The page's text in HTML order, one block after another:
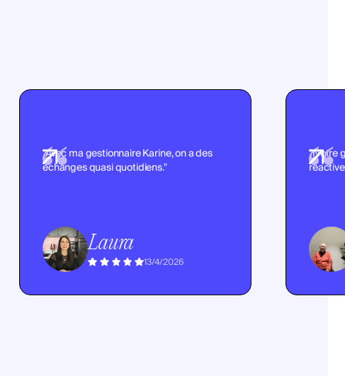
"Avec ma gestionnaire Karine, on a des
échanges quasi quotidiens."
Laura
13/4/2026
"Notre